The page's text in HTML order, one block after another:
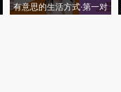
有意思的生活方式·第一对